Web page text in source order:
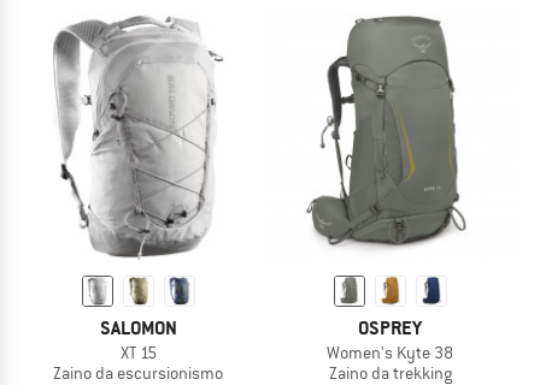
SALOMON
XT 15
Zaino da escursionismo
OSPREY
Women's Kyte 38
Zaino da trekking